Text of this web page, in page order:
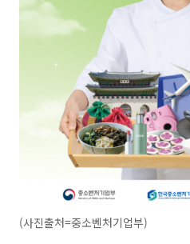
(사진출처=중소벤처기업부)